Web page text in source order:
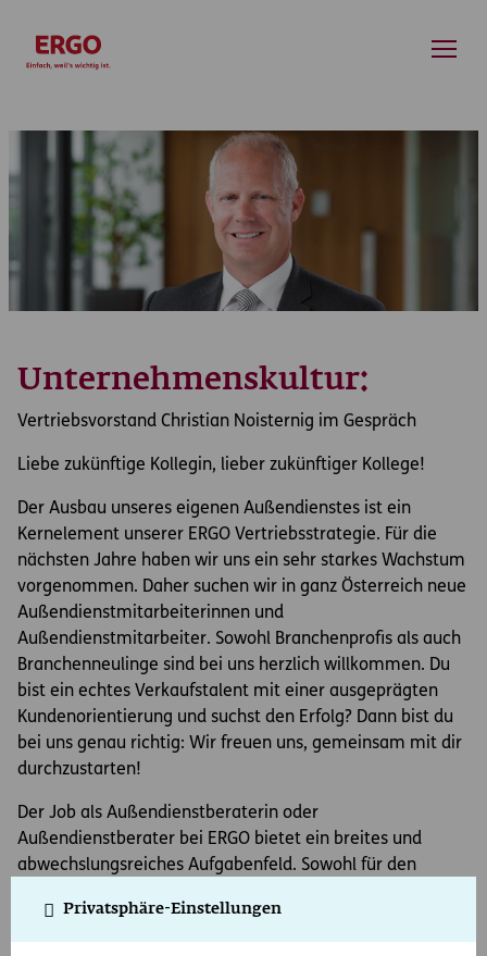
Privatsphäre-Einstellungen
Inhaltsbereich
Unternehmenskultur:
Vertriebsvorstand Christian Noisternig im Gespräch
Liebe zukünftige Kollegin, lieber zukünftiger Kollege!
Der Ausbau unseres eigenen Außendienstes ist ein
Kernelement unserer ERGO Vertriebsstrategie. Für die
nächsten Jahre haben wir uns ein sehr starkes Wachstum
vorgenommen. Daher suchen wir in ganz Österreich neue
Außendienstmitarbeiterinnen und
Außendienstmitarbeiter. Sowohl Branchenprofis als auch
Branchenneulinge sind bei uns herzlich willkommen. Du
bist ein echtes Verkaufstalent mit einer ausgeprägten
Kundenorientierung und suchst den Erfolg? Dann bist du
bei uns genau richtig: Wir freuen uns, gemeinsam mit dir
durchzustarten!
Der Job als Außendienstberaterin oder
Außendienstberater bei ERGO bietet ein breites und
abwechslungsreiches Aufgabenfeld. Sowohl für den
als auch für die Pflege und nachhaltige
Weiterentwicklung von bestehenden Kundenbeständen